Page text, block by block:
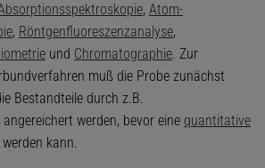
, Atom-
, Röntgenfluoreszenzanalyse,
und Chromatographie. Zur
muß die Probe zunächst
Bestandteile durch z.B.
werden, bevor eine quantitative
kann.